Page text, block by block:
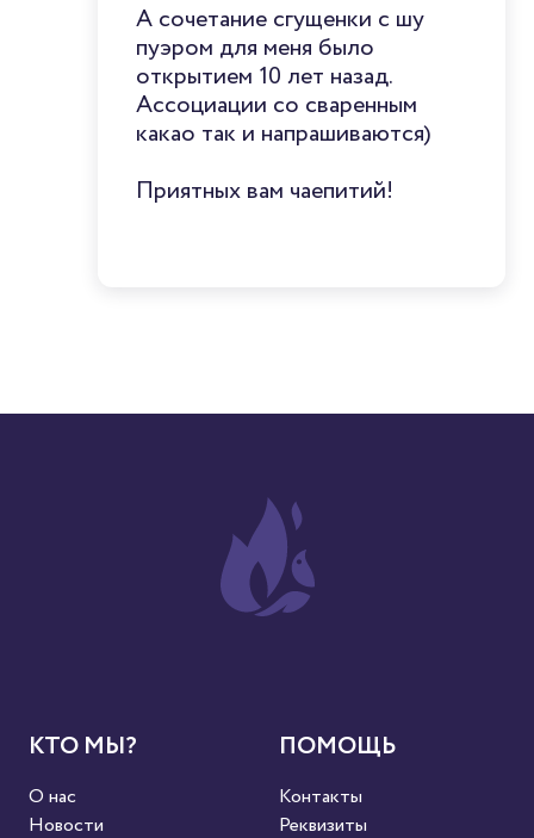
А сочетание сгущенки с шу
пуэром для меня было
открытием 10 лет назад.
Ассоциации со сваренным
какао так и напрашиваются)
Приятных вам чаепитий!
КТО МЫ?
О нас
Новости
ПОМОЩЬ
Контакты
Реквизиты